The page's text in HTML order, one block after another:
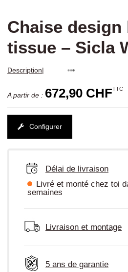
Chaise design
tissue – Sicla
Description|
A partir de : 672,90 CHFTTC
Configurer
Délai de livraison
Livré et monté chez toi
semaines
Livraison et montage
5 ans de garantie